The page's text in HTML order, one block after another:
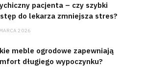
pacjenta – czy szybki
do lekarza zmniejsza stres?
2026
meble ogrodowe zapewniają
długiego wypoczynku?